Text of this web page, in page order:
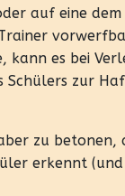
auf eine
kann es bei
Schülers zur
zu betonen,
erkennt